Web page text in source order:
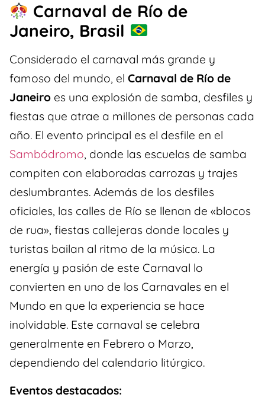
Carnaval de Río de
Janeiro, Brasil
Considerado el carnaval más grande y
famoso del mundo, el Carnaval de Río de
Janeiro es una explosión de samba, desfiles y
fiestas que atrae a millones de personas cada
año. El evento principal es el desfile en el
Sambódromo, donde las escuelas de samba
compiten con elaboradas carrozas y trajes
deslumbrantes. Además de los desfiles
oficiales, las calles de Río se llenan de «blocos
de rua», fiestas callejeras donde locales y
turistas bailan al ritmo de la música. La
energía y pasión de este Carnaval lo
convierten en uno de los Carnavales en el
Mundo en que la experiencia se hace
inolvidable. Este carnaval se celebra
generalmente en Febrero o Marzo,
dependiendo del calendario litúrgico.
Eventos destacados: